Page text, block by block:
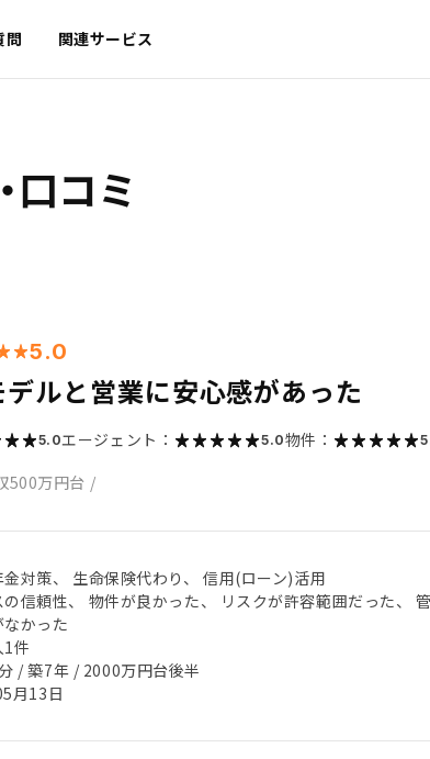
問 関連サービス
口コミ
5.0
ルと営業に安心感があった
5.0エージェント： 5.0物件：
500万円台 /
対策、 生命保険代わり、 信用(ローン)活用
信頼性、 物件が良かった、 リスクが許容範囲だった、
かった
1件
/ 築7年 / 2000万円台後半
月13日